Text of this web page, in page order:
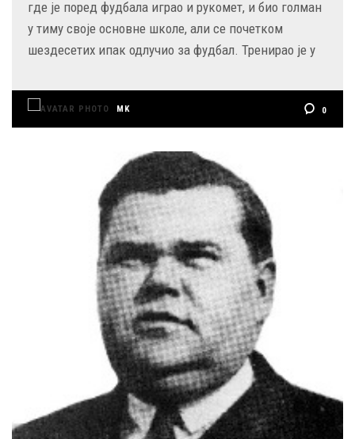
где је поред фудбала играо и рукомет, и био голман
у тиму своје основне школе, али се почетком
шездесетих ипак одлучио за фудбал. Тренирао је у
MK 0